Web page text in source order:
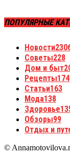
ПОПУЛЯРНЫЕ
Новости
Советы228
Дом и быт
Рецепты174
Статьи163
Мода138
Здоровье
Обзоры99
Отдых и
©